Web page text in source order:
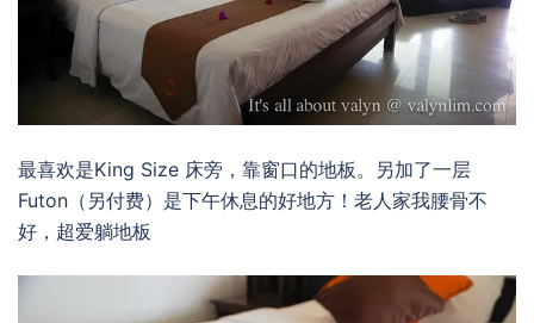
最喜欢是King Size 床旁，靠窗口的地板。另加了一层
Futon（另付费）是下午休息的好地方！老人家我腰骨不
好，超爱躺地板